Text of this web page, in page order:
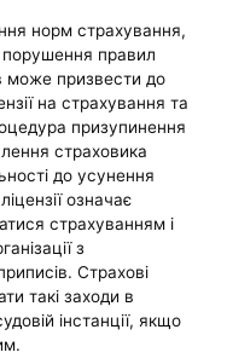
норм страхування,
порушення правил
може призвести до
на страхування та
призупинення
страховика
до усунення
означає
страхуванням і
з
Страхові
такі заходи в
інстанції, якщо